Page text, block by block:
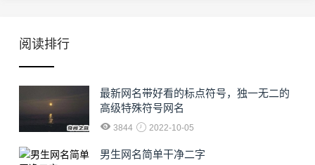
阅读排行
最新网名带好看的标点符号，独一无二的
高级特殊符号网名
3844 2022-10-05
男生网名简单干净二字